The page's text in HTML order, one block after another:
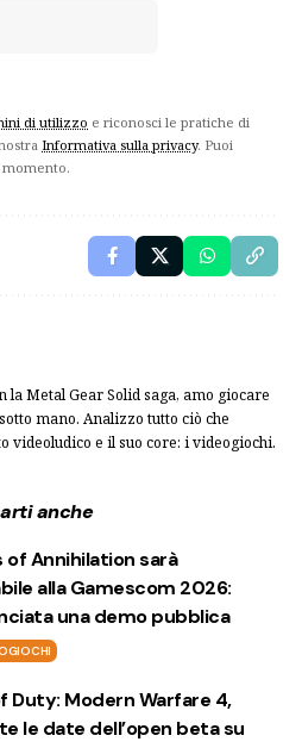
di utilizzo e riconosci le pratiche di
Informativa sulla privacy. Puoi
momento.
la Metal Gear Solid saga, amo giocare
mano. Analizzo tutto ciò che
videoludico e il suo core: i videogiochi.
anche
of Annihilation sarà
alla Gamescom 2026:
una demo pubblica
Duty: Modern Warfare 4,
le date dell’open beta su